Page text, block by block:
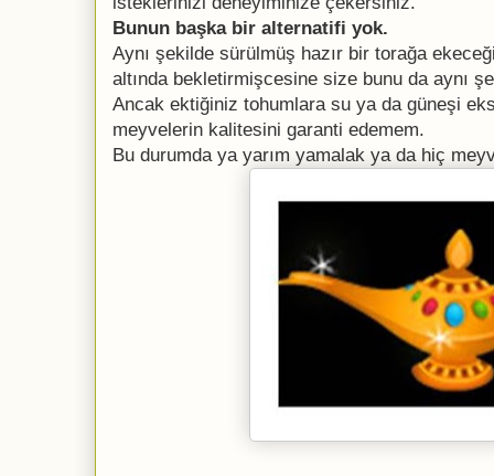
Bunun başka bir alternatifi yok.
Aynı şekilde sürülmüş hazır bir torağa
altında bekletirmişcesine size bunu da aynı
Ancak ektiğiniz tohumlara su ya da güneşi
meyvelerin kalitesini garanti edemem.
Bu durumda ya yarım yamalak ya da hiç